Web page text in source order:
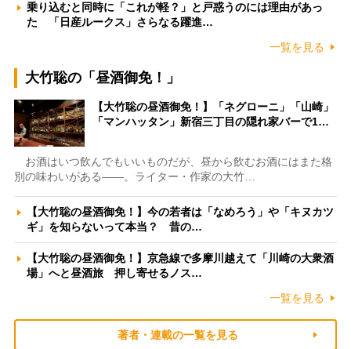
乗り込むと同時に「これが軽？」と戸惑うのには理由があっ
た 「日産ルークス」さらなる躍進…
一覧を見る
大竹聡の「昼酒御免！」
【大竹聡の昼酒御免！】「ネグローニ」「山崎」
「マンハッタン」新宿三丁目の隠れ家バーで1…
お酒はいつ飲んでもいいものだが、昼から飲むお酒にはまた格
別の味わいがある――。ライター・作家の大竹…
【大竹聡の昼酒御免！】今の若者は「なめろう」や「キヌカツ
ギ」を知らないって本当？ 昔の…
【大竹聡の昼酒御免！】京急線で多摩川越えて「川崎の大衆酒
場」へと昼酒旅 押し寄せるノス…
一覧を見る
著者・連載の一覧を見る